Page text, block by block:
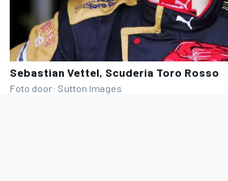
Sebastian Vettel, Scuderia Toro Rosso
Foto door: Sutton Images